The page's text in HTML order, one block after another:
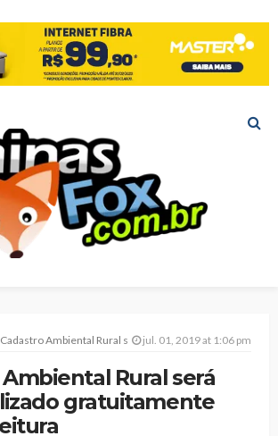
Cadastro Ambiental Rural será disponibilizado gratuitamente pela Prefeitura
jul. 01, 2019 at 1:06 pm
Rural será
gratuitamente